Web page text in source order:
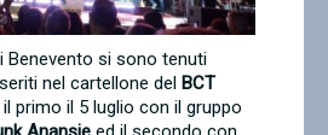
Benevento si sono tenuti
nel cartellone del BCT
il primo il 5 luglio con il gruppo